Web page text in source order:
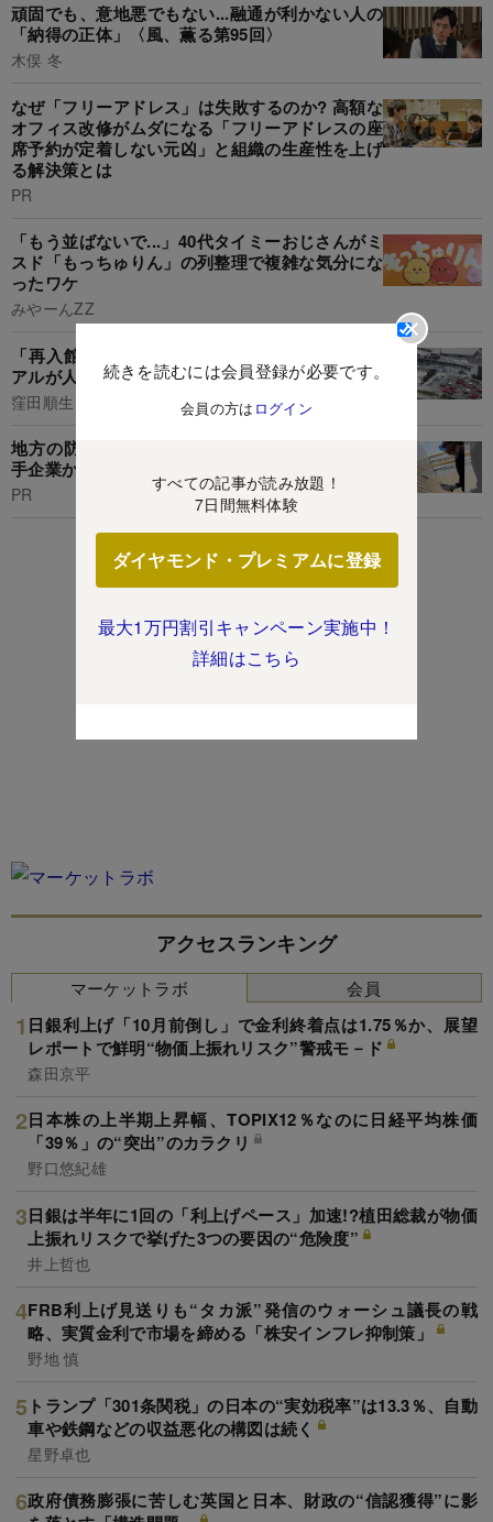
続きを読むには会員登録が必要です。
会員の方は ログイン
すべての記事が読み放題！
7日間無料体験
ダイヤモンド・プレミアムに登録
最大1万円割引キャンペーン実施中！
詳細はこちら
頑固でも、意地悪でもない...融通が利かない人の
「納得の正体」〈風、薫る第95回〉
木俣 冬
なぜ「フリーアドレス」は失敗するのか? 高額な
オフィス改修がムダになる「フリーアドレスの座
席予約が定着しない元凶」と組織の生産性を上げ
る解決策とは
PR
「もう並ばないで...」40代タイミーおじさんがミ
スド「もっちゅりん」の列整理で複雑な気分にな
ったワケ
みやーんZZ
「再入館禁止」イオンモールの“完璧”なマニュ
アルが人命を守れなかったワケ
窪田順生
地方の防水工事会社が正社員職人を60人育て大
手企業から引く手あまた。年商は30倍に
PR
アクセスランキング
マーケットラボ
日銀利上げ「10月前倒し」で金利終着点は1.75％か、展望
レポートで鮮明“物価上振れリスク”警戒モ－ド
森田京平
日本株の上半期上昇幅、TOPIX12％なのに日経平均株価
「39％」の“突出”のカラクリ
野口悠紀雄
日銀は半年に1回の「利上げペース」加速!?植田総裁が物価
上振れリスクで挙げた3つの要因の“危険度”
井上哲也
FRB利上げ見送りも“タカ派”発信のウォーシュ議長の戦
略、実質金利で市場を締める「株安インフレ抑制策」
野地 慎
トランプ「301条関税」の日本の“実効税率”は13.3％、自動
車や鉄鋼などの収益悪化の構図は続く
星野卓也
政府債務膨張に苦しむ英国と日本、財政の“信認獲得”に影
会員